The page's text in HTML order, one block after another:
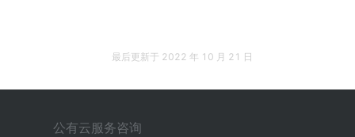
最后更新于 2022 年 10 月 21 日
公有云服务咨询